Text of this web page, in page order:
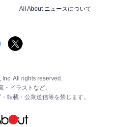
All About ニュースについて
All rights reserved.
・イラストなど、
転載・公衆送信等を禁じます。